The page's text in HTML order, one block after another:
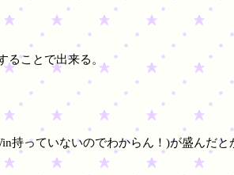
ることで出来る。
持っていないのでわからん！)が盛んだと